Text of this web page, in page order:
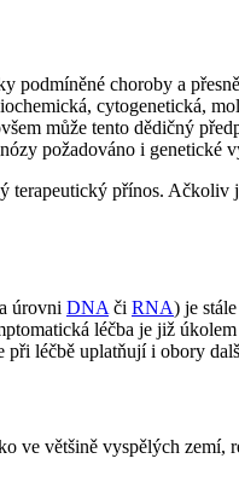
podmíněné choroby a
cytogenetická,
může tento dědičný
požadováno i genetické
přínos.
úrovni DNA či RNA) je
léčba je již
při léčbě uplatňují i obory
většině vyspělých zemí,